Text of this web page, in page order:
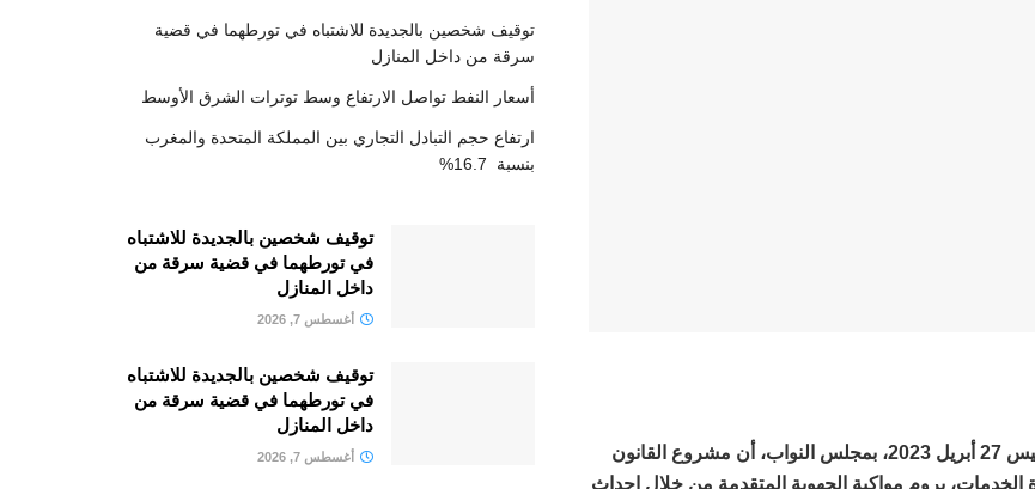
أكد وزير الداخلية عبد الوافي لفتيت، يوم الخميس 27 أبريل 2023، بمجلس النواب، أن مشروع القانون
الخدمات، يروم مواكبة الجهوية المتقدمة من خلال إحداث
توقيف شخصين بالجديدة للاشتباه في تورطهما في قضية
سرقة من داخل المنازل
أسعار النفط تواصل الارتفاع وسط توترات الشرق الأوسط
ارتفاع حجم التبادل التجاري بين المملكة المتحدة والمغرب
بنسبة 16.7%
توقيف شخصين بالجديدة للاشتباه
في تورطهما في قضية سرقة من
داخل المنازل
أغسطس 7, 2026
توقيف شخصين بالجديدة للاشتباه
في تورطهما في قضية سرقة من
داخل المنازل
أغسطس 7, 2026